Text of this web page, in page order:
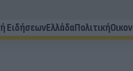
ΕιδήσεωνΕλλάδαΠολιτική